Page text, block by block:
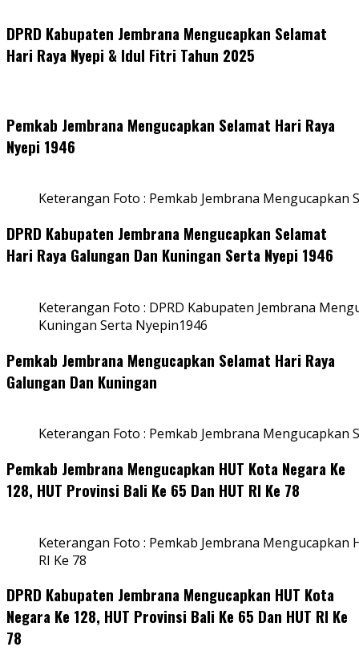
DPRD Kabupaten Jembrana Mengucapkan Selamat
Hari Raya Nyepi & Idul Fitri Tahun 2025
Pemkab Jembrana Mengucapkan Selamat Hari Raya
Nyepi 1946
Keterangan Foto : Pemkab Jembrana Mengucapkan
DPRD Kabupaten Jembrana Mengucapkan Selamat
Hari Raya Galungan Dan Kuningan Serta Nyepi 1946
Keterangan Foto : DPRD Kabupaten Jembrana
Kuningan Serta Nyepin1946
Pemkab Jembrana Mengucapkan Selamat Hari Raya
Galungan Dan Kuningan
Keterangan Foto : Pemkab Jembrana Mengucapkan
Pemkab Jembrana Mengucapkan HUT Kota Negara Ke
128, HUT Provinsi Bali Ke 65 Dan HUT RI Ke 78
Keterangan Foto : Pemkab Jembrana Mengucapkan
RI Ke 78
DPRD Kabupaten Jembrana Mengucapkan HUT Kota
Negara Ke 128, HUT Provinsi Bali Ke 65 Dan HUT RI Ke
78